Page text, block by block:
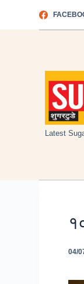
Latest
04/